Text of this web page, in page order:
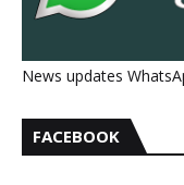
News updates
FACEBOOK